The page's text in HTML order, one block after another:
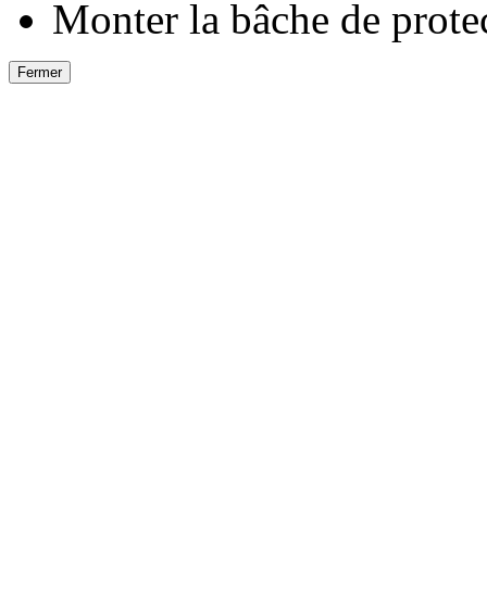
Monter la bâche de
Fermer